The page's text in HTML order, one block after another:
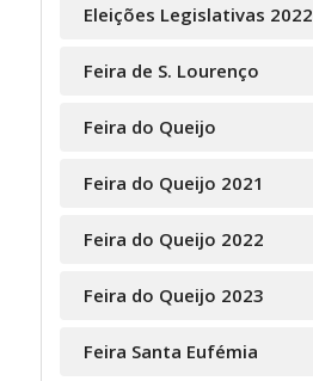
Eleições Legislativas 2022
Feira de S. Lourenço
Feira do Queijo
Feira do Queijo 2021
Feira do Queijo 2022
Feira do Queijo 2023
Feira Santa Eufémia